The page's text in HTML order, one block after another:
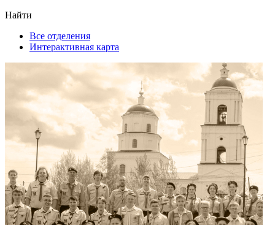
Найти
Все отделения
Интерактивная карта